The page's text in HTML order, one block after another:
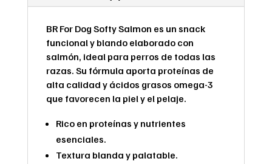
BR For Dog Softy Salmon es un snack
funcional y blando elaborado con
salmón, ideal para perros de todas las
razas. Su fórmula aporta proteínas de
alta calidad y ácidos grasos omega-3
que favorecen la piel y el pelaje.
Rico en proteínas y nutrientes
esenciales.
Textura blanda y palatable.